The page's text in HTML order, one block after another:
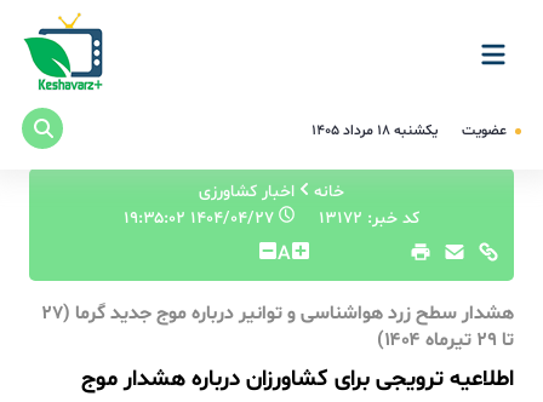
عضویت یکشنبه ۱۸ مرداد ۱۴۰۵
خانه
اخبار کشاورزی
کد خبر: 13172
۱۴۰۴/۰۴/۲۷ ۱۹:۳۵:۰۲
A
هشدار سطح زرد هواشناسی و توانیر درباره موج جدید گرما (۲۷
تا ۲۹ تیرماه ۱۴۰۴)
اطلاعیه ترویجی برای کشاورزان درباره هشدار موج